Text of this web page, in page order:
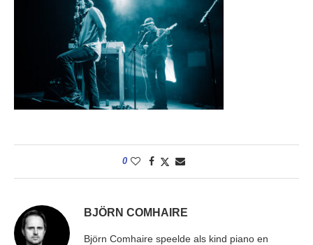
0
BJÖRN COMHAIRE
Björn Comhaire speelde als kind piano en